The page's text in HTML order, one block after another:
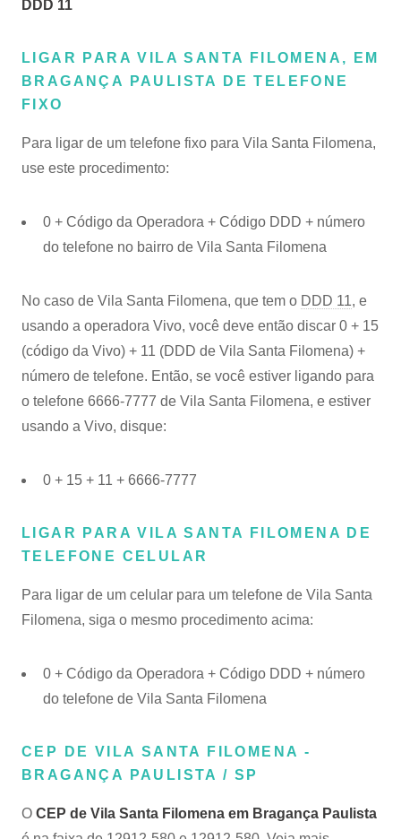
DDD 11
LIGAR PARA VILA SANTA FILOMENA, EM
BRAGANÇA PAULISTA DE TELEFONE
FIXO
Para ligar de um telefone fixo para Vila Santa Filomena,
use este procedimento:
0 + Código da Operadora + Código DDD + número
do telefone no bairro de Vila Santa Filomena
No caso de Vila Santa Filomena, que tem o DDD 11, e
usando a operadora Vivo, você deve então discar 0 + 15
(código da Vivo) + 11 (DDD de Vila Santa Filomena) +
número de telefone. Então, se você estiver ligando para
o telefone 6666-7777 de Vila Santa Filomena, e estiver
usando a Vivo, disque:
0 + 15 + 11 + 6666-7777
LIGAR PARA VILA SANTA FILOMENA DE
TELEFONE CELULAR
Para ligar de um celular para um telefone de Vila Santa
Filomena, siga o mesmo procedimento acima:
0 + Código da Operadora + Código DDD + número
do telefone de Vila Santa Filomena
CEP DE VILA SANTA FILOMENA -
BRAGANÇA PAULISTA / SP
O CEP de Vila Santa Filomena em Bragança Paulista